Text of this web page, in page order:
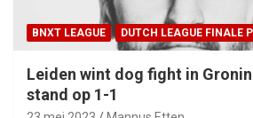
BNXT LEAGUE DUTCH LEAGUE FINALE
Leiden wint dog fight in
stand op 1-1